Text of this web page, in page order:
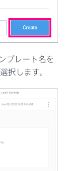
プレート名を
択します。